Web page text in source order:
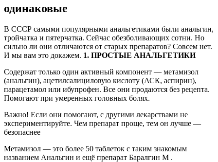
одинаковые
В СССР самыми популярными анальгетиками были анальгин,
тройчатка и пятерчатка. Сейчас обезболивающих сотни. Но
сильно ли они отличаются от старых препаратов? Совсем нет.
И мы вам это докажем. 1. ПРОСТЫЕ АНАЛЬГЕТИКИ
Содержат только один активный компонент — метамизол
(анальгин), ацетилсалициловую кислоту (АСК, аспирин),
парацетамол или ибупрофен. Все они продаются без рецепта.
Помогают при умеренных головных болях.
Важно! Если они помогают, с другими лекарствами не
экспериментируйте. Чем препарат проще, тем он лучше —
безопаснее
Метамизол — это более 50 таблеток с таким знакомым
названием Анальгин и ещё препарат Баралгин М .